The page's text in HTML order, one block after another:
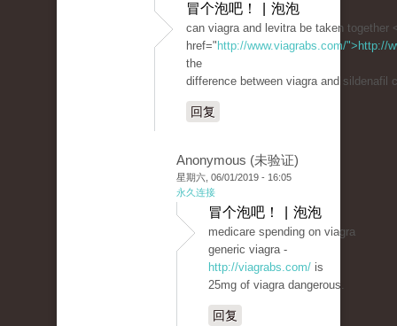
冒个泡吧！ | 泡泡
can viagra and levitra be taken together
href=" http://www.viagrabs.com/">http://
the
difference between viagra and sildenafil
回复
Anonymous (未验证)
星期六, 06/01/2019 - 16:05
永久连接
冒个泡吧！ | 泡泡
medicare spending on viagra
generic viagra -
http://viagrabs.com/ is
25mg of viagra dangerous.
回复